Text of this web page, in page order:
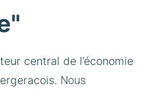
central de l’économie
Nous